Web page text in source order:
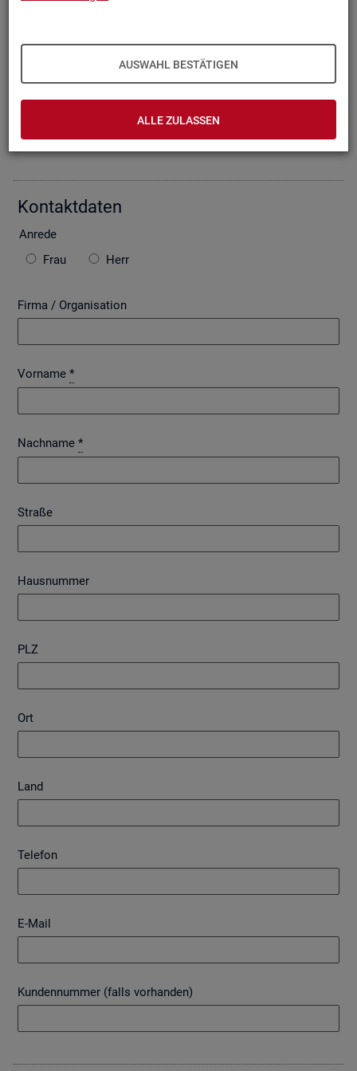
AUSWAHL BESTÄTIGEN
ALLE ZULASSEN
ten wir Ihre An­fra­ge per E-Mail, so­fern Sie damit ein­ver­stan­
den sind. Bitte be­ach­ten Sie auch die unten ste­hen­den Hin­
wei­se zu ggf. ent­ste­hen­den Kos­ten.
Die mit * ge­kenn­zeich­ne­ten Fel­der sind Pflicht­fel­der.
Kon­takt­da­ten
An­re­de
Frau
Herr
Firma / Organisation
Vorname *
Nachname *
Straße
Hausnummer
PLZ
Ort
Land
Telefon
E-Mail
Kundennummer (falls vorhanden)